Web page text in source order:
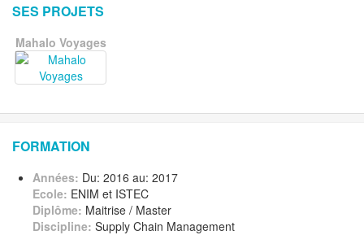
SES PROJETS
Mahalo Voyages
FORMATION
Années: Du: 2016 au: 2017
Ecole: ENIM et ISTEC
Diplôme: Maitrise / Master
Discipline: Supply Chain Management